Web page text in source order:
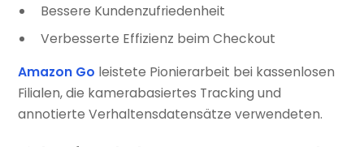
Bessere Kundenzufriedenheit
Verbesserte Effizienz beim Checkout
Amazon Go leistete Pionierarbeit bei kassenlosen
Filialen, die kamerabasiertes Tracking und
annotierte Verhaltensdatensätze verwendeten.